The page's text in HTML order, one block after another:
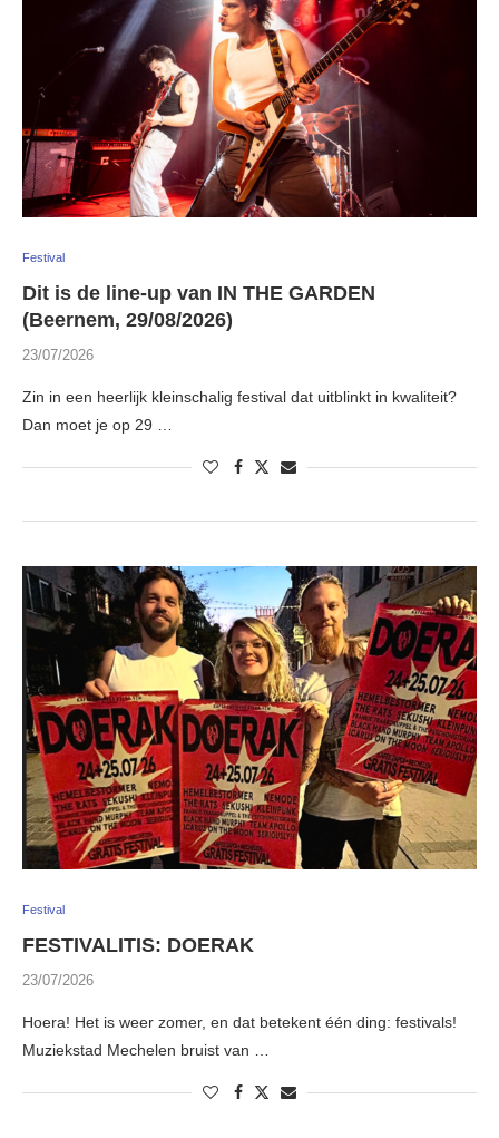
Festival
Dit is de line-up van IN THE GARDEN
(Beernem, 29/08/2026)
23/07/2026
Zin in een heerlijk kleinschalig festival dat uitblinkt in kwaliteit?
Dan moet je op 29 …
Festival
FESTIVALITIS: DOERAK
23/07/2026
Hoera! Het is weer zomer, en dat betekent één ding: festivals!
Muziekstad Mechelen bruist van …